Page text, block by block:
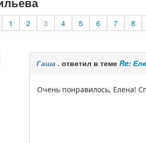
1 2 3 4 5 6 7 8
Гаша . ответил в темеRe:
Очень понравилось, Елена!